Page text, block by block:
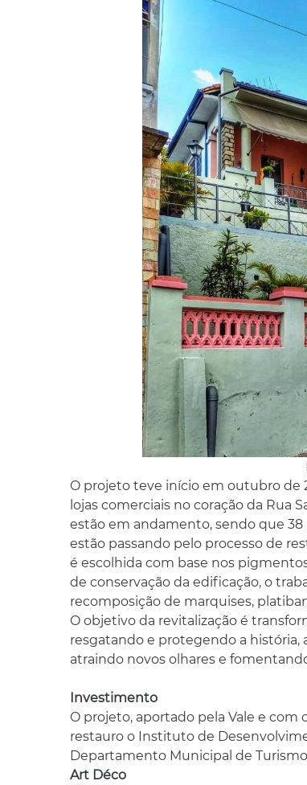
O projeto teve início em outubro de
lojas comerciais no coração da Rua
estão em andamento, sendo que
estão passando pelo processo de
é escolhida com base nos
de conservação da edificação, o
recomposição de marquises,
O objetivo da revitalização é
resgatando e protegendo a
atraindo novos olhares e
Investimento
O projeto, aportado pela Vale e
restauro o Instituto de
Departamento Municipal de
Art Déco